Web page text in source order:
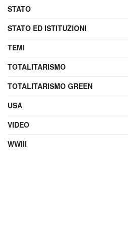
STATO
STATO ED ISTITUZIONI
TEMI
TOTALITARISMO
TOTALITARISMO GREEN
USA
VIDEO
WWIII